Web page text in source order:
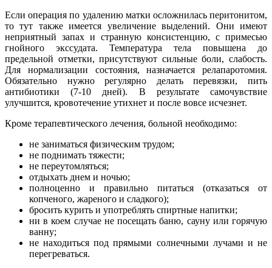
Если операция по удалению матки осложнилась перитонитом,
то тут также имеется увеличение выделений. Они имеют
неприятный запах и странную консистенцию, с примесью
гнойного экссудата. Температура тела повышена до
предельной отметки, присутствуют сильные боли, слабость.
Для нормализации состояния, назначается релапаротомия.
Обязательно нужно регулярно делать перевязки, пить
антибиотики (7-10 дней). В результате самочувствие
улучшится, кровотечение утихнет и после вовсе исчезнет.
Кроме терапевтического лечения, больной необходимо:
не заниматься физическим трудом;
не поднимать тяжести;
не переутомляться;
отдыхать днем и ночью;
полноценно и правильно питаться (отказаться от
копченого, жареного и сладкого);
бросить курить и употреблять спиртные напитки;
ни в коем случае не посещать баню, сауну или горячую
ванну;
не находиться под прямыми солнечными лучами и не
перегреваться.